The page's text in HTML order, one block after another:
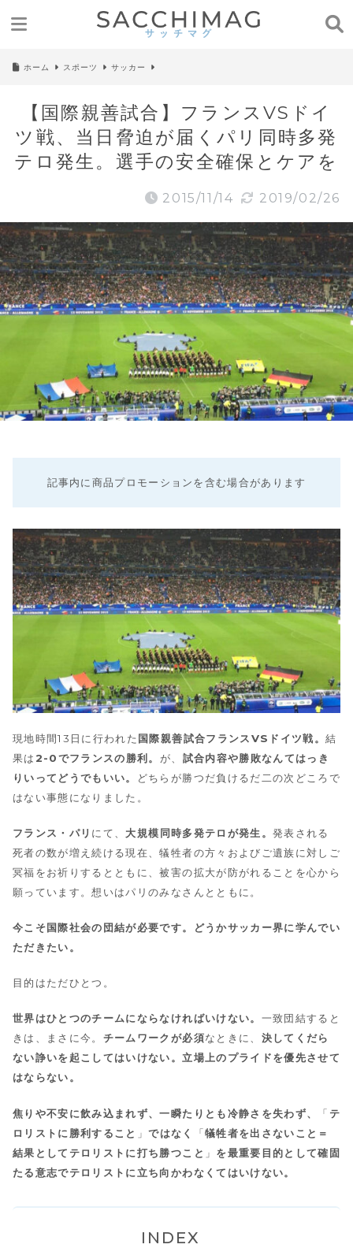
ホーム スポーツ サッカー
【国際親善試合】フランスVSドイ
ツ戦、当日脅迫が届くパリ同時多発
テロ発生。選手の安全確保とケアを
2015/11/14 2019/02/26
記事内に商品プロモーションを含む場合があります
現地時間13日に行われた国際親善試合フランスVSドイツ戦。 結
果は2-0でフランスの勝利。 が、 試合内容や勝敗なんてはっき
りいってどうでもいい。
どちらが勝つだ負けるだ二の次どころで
はない事態になりました。
フランス・パリ にて、 大規模同時多発テロが発生。 発表される
死者の数が増え続ける現在、犠牲者の方々およびご遺族に対しご
冥福をお祈りするとともに、被害の拡大が防がれることを心から
願っています。想いはパリのみなさんとともに。
今こそ国際社会の団結が必要です。どうかサッカー界に学んでい
ただきたい。
目的はただひとつ。
世界はひとつのチームにならなければいけない。 一致団結すると
きは、まさに今。 チームワークが必須なときに、 決してくだら
ない諍いを起こしてはいけない。立場上のプライドを優先させて
はならない。
焦りや不安に飲み込まれず、一瞬たりとも冷静さを失わず、 「 テ
ロリストに勝利すること 」ではなく 「犠牲者を出さないこと＝
結果としてテロリストに打ち勝つこと 」 を最重要目的として確固
たる意志でテロリストに立ち向かわなくてはいけない。
INDEX